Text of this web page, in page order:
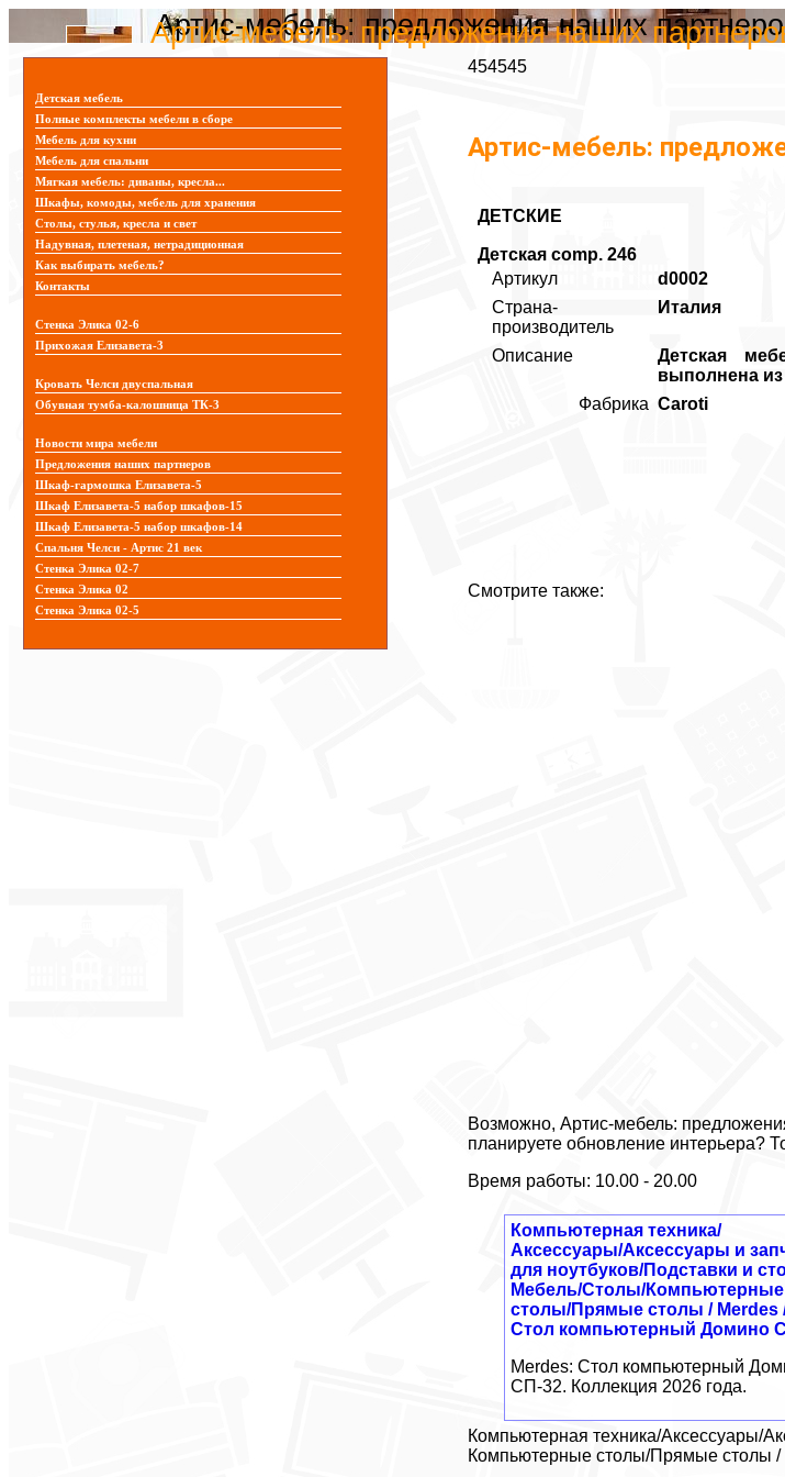
Артис-мебель: предложения наших
Артис-мебель: предложения наших
454545
Артис-мебель:
ДЕТСКИЕ
Детская comp. 246
Артикул
d0002
Страна-
производитель
Италия
Описание
Детская
выполнена из
Фабрика Caroti
Смотрите также:
Возможно, Артис-мебель:
планируете обновление интерьера?
Время работы: 10.00 - 20.00
Компьютерная техника/
Аксессуары/Аксессуары и
для ноутбуков/Подставки и
Мебель/Столы/Компьютерные
столы/Прямые столы / Merdes
Стол компьютерный Домино
Merdes: Стол компьютерный
СП-32. Коллекция 2026 года.
Компьютерная техника/Аксессуары/
Компьютерные столы/Прямые столы
Детская мебель
Полные комплекты мебели в сборе
Мебель для кухни
Мебель для спальни
Мягкая мебель: диваны, кресла...
Шкафы, комоды, мебель для хранения
Столы, стулья, кресла и свет
Надувная, плетеная, нетрадиционная
Как выбирать мебель?
Контакты
Стенка Элика 02-6
Прихожая Елизавета-3
Кровать Челси двуспальная
Обувная тумба-калошница ТК-3
Новости мира мебели
Предложения наших партнеров
Шкаф-гармошка Елизавета-5
Шкаф Елизавета-5 набор шкафов-15
Шкаф Елизавета-5 набор шкафов-14
Спальня Челси - Артис 21 век
Стенка Элика 02-7
Стенка Элика 02
Стенка Элика 02-5